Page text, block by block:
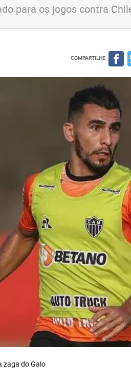
para os jogos contra
COMPARTILHE
zaga do Galo